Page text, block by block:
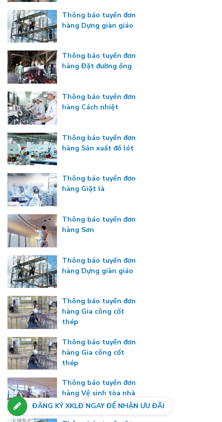
Thông báo tuyển đơn
hàng Dựng giàn giáo
Thông báo tuyển đơn
hàng Đặt đường ống
Thông báo tuyển đơn
hàng Cách nhiệt
Thông báo tuyển đơn
hàng Sản xuất đồ lót
Thông báo tuyển đơn
hàng Giặt là
Thông báo tuyển đơn
hàng Sơn
Thông báo tuyển đơn
hàng Dựng giàn giáo
Thông báo tuyển đơn
hàng Gia công cốt
thép
Thông báo tuyển đơn
hàng Gia công cốt
thép
Thông báo tuyển đơn
hàng Vệ sinh tòa nhà
ĐĂNG KÝ XKLĐ NGAY ĐỂ NHẬN ƯU ĐÃI